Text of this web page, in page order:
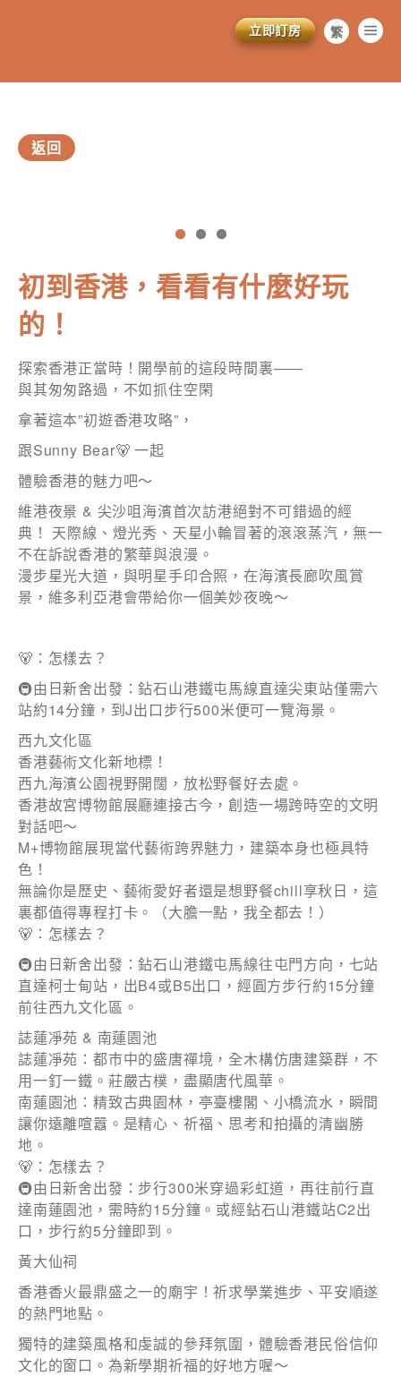
訂閱電子報
稱謂
先生
小姐
女士
姓*
名*
身份
電郵*
電話
國家/地區
感興趣範疇(可多選)
1.租務資訊 ​​
2.住客活動及福利
注意: 您在此電子表格所提供的個人資料將會用作市場推廣(包
括直接銷售)及其他有關用途。
*我已閱讀並同意日新舍私隱政策。
繁
EN
立即訂房
返回
初到香港，看看有什麼好玩
的！
探索香港正當時！開學前的這段時間裏——
與其匆匆路過，不如抓住空閑
拿著這本”初遊香港攻略”，
跟Sunny Bear🐻 一起
體驗香港的魅力吧～
維港夜景 & 尖沙咀海濱首次訪港絕對不可錯過的經
典！ 天際線、燈光秀、天星小輪冒著的滾滾蒸汽，無一
不在訴說香港的繁華與浪漫。
漫步星光大道，與明星手印合照，在海濱長廊吹風賞
景，維多利亞港會帶給你一個美妙夜晚～
🐻：怎樣去？
🚇由日新舍出發：鉆石山港鐵屯馬線直達尖東站僅需六
站約14分鐘，到J出口步行500米便可一覽海景。
西九文化區
香港藝術文化新地標！
西九海濱公園視野開闊，放松野餐好去處。
香港故宮博物館展廳連接古今，創造一場跨時空的文明
對話吧～
M+博物館展現當代藝術跨界魅力，建築本身也極具特
色！
無論你是歷史、藝術愛好者還是想野餐chill享秋日，這
裏都值得專程打卡。（大膽一點，我全都去！）
🐻：怎樣去？
🚇由日新舍出發：鉆石山港鐵屯馬線往屯門方向，七站
直達柯士甸站，出B4或B5出口，經圓方步行約15分鐘
前往西九文化區。
誌蓮凈苑 & 南蓮園池
誌蓮凈苑：都市中的盛唐禪境，全木構仿唐建築群，不
用一釘一鐵。莊嚴古樸，盡顯唐代風華。
南蓮園池：精致古典園林，亭臺樓閣、小橋流水，瞬間
讓你遠離喧囂。是精心、祈福、思考和拍攝的清幽勝
地。
🐻：怎樣去？
🚇由日新舍出發：步行300米穿過彩虹道，再往前行直
達南蓮園池，需時約15分鐘。或經鉆石山港鐵站C2出
口，步行約5分鐘即到。
黃大仙祠
香港香火最鼎盛之一的廟宇！祈求學業進步、平安順遂
的熱門地點。
獨特的建築風格和虔誠的參拜氛圍，體驗香港民俗信仰
文化的窗口。為新學期祈福的好地方喔～